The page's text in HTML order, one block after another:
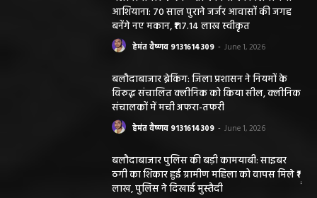
आशियाना: 70 साल पुराने जर्जर आवासों की जगह
बनेंगे नए मकान, ₹117.14 लाख स्वीकृत
हेमंत वैष्णव 9131614309 - June 1, 2026
बलौदाबाजार ब्रेकिंग: जिला प्रशासन ने नियमों के
विरुद्ध संचालित क्लीनिक को किया सील, क्लीनिक
संचालकों में मची अफरा-तफरी
हेमंत वैष्णव 9131614309 - June 1, 2026
बलौदाबाजार पुलिस की बड़ी कामयाबी: साइबर
ठगी का शिकार हुई ग्रामीण महिला को वापस मिले ₹1
लाख, पुलिस ने दिखाई मुस्तैदी